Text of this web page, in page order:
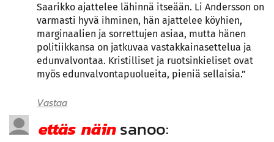
Saarikko ajattelee lähinnä itseään. Li Andersson on
varmasti hyvä ihminen, hän ajattelee köyhien,
marginaalien ja sorrettujen asiaa, mutta hänen
politiikkansa on jatkuvaa vastakkainasettelua ja
edunvalvontaa. Kristilliset ja ruotsinkieliset ovat
myös edunvalvontapuolueita, pieniä sellaisia.”
Vastaa
ettäs näinsanoo: